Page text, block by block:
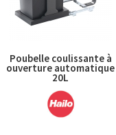
Poubelle coulissante à
ouverture automatique
20L